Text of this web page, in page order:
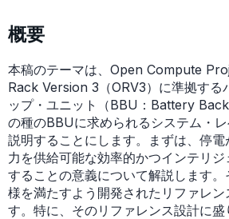
概要
本稿のテーマは、Open Compute
Rack Version 3（ORV3）に準拠する
ップ・ユニット（BBU：Battery
の種のBBUに求められるシステム・
説明することにします。まずは、停
力を供給可能な効率的かつインテリ
することの意義について解説します
様を満たすよう開発されたリファレン
す。特に、そのリファレンス設計に